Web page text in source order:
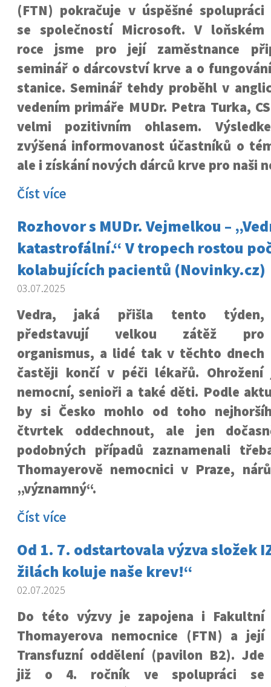
(FTN) pokračuje v úspěšné spolupráci
se společností Microsoft. V loňském
roce jsme pro její zaměstnance
seminář o dárcovství krve a o
stanice. Seminář tehdy proběhl v
vedením primáře MUDr. Petra Turka,
velmi pozitivním ohlasem.
zvýšená informovanost účastníků o
ale i získání nových dárců krve pro naši
Číst více
Rozhovor s MUDr. Vejmelkou –
katastrofální.“ V tropech rostou
kolabujících pacientů (Novinky.cz)
03.07.2025
Vedra, jaká přišla tento týden,
představují velkou zátěž pro
organismus, a lidé tak v těchto dnech
častěji končí v péči lékařů. Ohrožení
nemocní, senioři a také děti. Podle
by si Česko mohlo od toho
čtvrtek oddechnout, ale jen
podobných případů zaznamenali
Thomayerově nemocnici v Praze,
„významný“.
Číst více
Od 1. 7. odstartovala výzva složek
žilách koluje naše krev!“
02.07.2025
Do této výzvy je zapojena i Fakultní
Thomayerova nemocnice (FTN) a její
Transfuzní oddělení (pavilon B2). Jde
již o 4. ročník ve spolupráci se